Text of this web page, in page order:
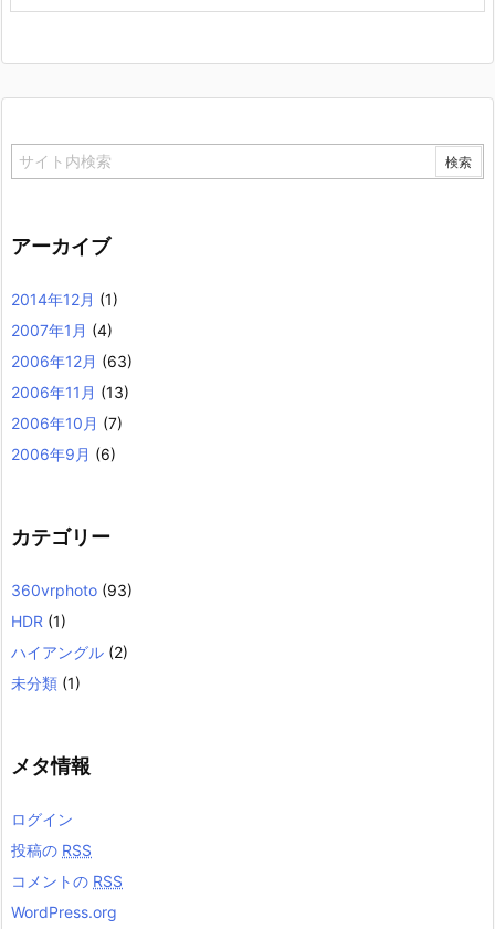
アーカイブ
2014年12月 (1)
2007年1月 (4)
2006年12月 (63)
2006年11月 (13)
2006年10月 (7)
2006年9月 (6)
カテゴリー
360vrphoto (93)
HDR (1)
ハイアングル (2)
未分類 (1)
メタ情報
ログイン
投稿の RSS
コメントの RSS
WordPress.org